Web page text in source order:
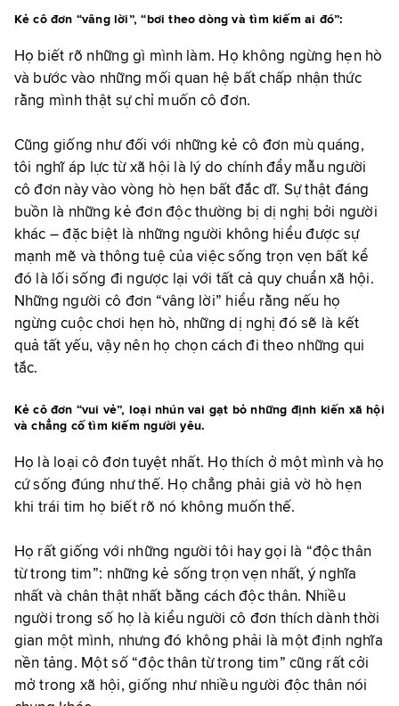
Kẻ cô đơn “vâng lời”, “bơi theo dòng và tìm kiếm ai đó”:
Họ biết rõ những gì mình làm. Họ không ngừng hẹn hò
và bước vào những mối quan hệ bất chấp nhận thức
rằng mình thật sự chỉ muốn cô đơn.
Cũng giống như đối với những kẻ cô đơn mù quáng,
tôi nghĩ áp lực từ xã hội là lý do chính đẩy mẫu người
cô đơn này vào vòng hò hẹn bất đắc dĩ. Sự thật đáng
buồn là những kẻ đơn độc thường bị dị nghị bởi người
khác – đặc biệt là những người không hiểu được sự
mạnh mẽ và thông tuệ của việc sống trọn vẹn bất kể
đó là lối sống đi ngược lại với tất cả quy chuẩn xã hội.
Những người cô đơn “vâng lời” hiểu rằng nếu họ
ngừng cuộc chơi hẹn hò, những dị nghị đó sẽ là kết
quả tất yếu, vậy nên họ chọn cách đi theo những qui
tắc.
Kẻ cô đơn “vui vẻ”, loại nhún vai gạt bỏ những định kiến xã hội
và chẳng cố tìm kiếm người yêu.
Họ là loại cô đơn tuyệt nhất. Họ thích ở một mình và họ
cứ sống đúng như thế. Họ chẳng phải giả vờ hò hẹn
khi trái tim họ biết rõ nó không muốn thế.
Họ rất giống với những người tôi hay gọi là “độc thân
từ trong tim”: những kẻ sống trọn vẹn nhất, ý nghĩa
nhất và chân thật nhất bằng cách độc thân. Nhiều
người trong số họ là kiểu người cô đơn thích dành thời
gian một mình, nhưng đó không phải là một định nghĩa
nền tảng. Một số “độc thân từ trong tim” cũng rất cởi
mở trong xã hội, giống như nhiều người độc thân nói